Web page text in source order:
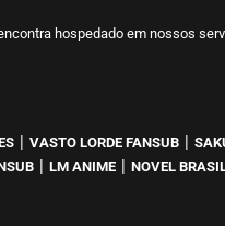
hospedado em nossos
VASTO LORDE FANSUB
LM ANIME NOVEL